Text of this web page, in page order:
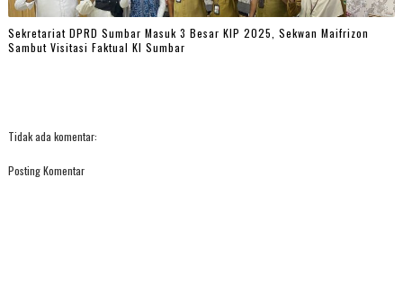
Sekretariat DPRD Sumbar Masuk 3 Besar KIP 2025, Sekwan Maifrizon
Sambut Visitasi Faktual KI Sumbar
Tidak ada komentar:
Posting Komentar